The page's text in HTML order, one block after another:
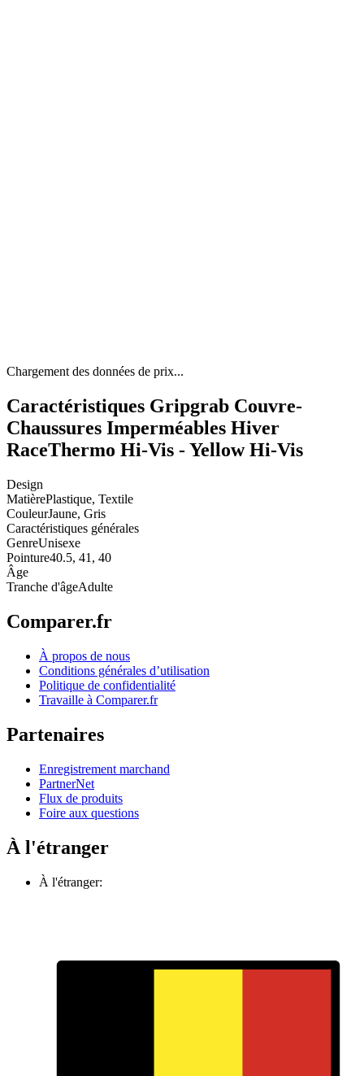
Chargement des données de prix...
Caractéristiques Gripgrab Couvre-
Chaussures Imperméables Hiver
RaceThermo Hi-Vis - Yellow Hi-Vis
Design
MatièrePlastique, Textile
CouleurJaune, Gris
Caractéristiques générales
GenreUnisexe
Pointure40.5, 41, 40
Âge
Tranche d'âgeAdulte
Comparer.fr
À propos de nous
Conditions générales d’utilisation
Politique de confidentialité
Travaille à Comparer.fr
Partenaires
Enregistrement marchand
PartnerNet
Flux de produits
Foire aux questions
À l'étranger
À l'étranger: